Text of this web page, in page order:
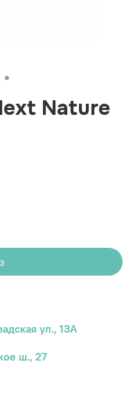
Nature
ул., 13А
ш., 27